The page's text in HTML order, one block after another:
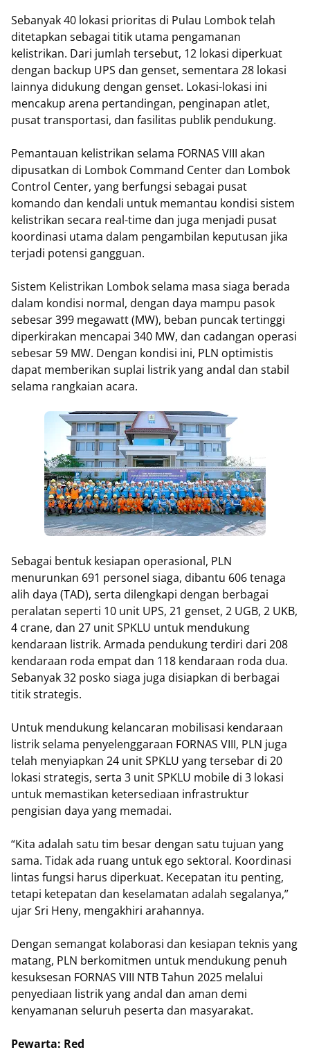
Sebanyak 40 lokasi prioritas di Pulau Lombok telah
ditetapkan sebagai titik utama pengamanan
kelistrikan. Dari jumlah tersebut, 12 lokasi diperkuat
dengan backup UPS dan genset, sementara 28 lokasi
lainnya didukung dengan genset. Lokasi-lokasi ini
mencakup arena pertandingan, penginapan atlet,
pusat transportasi, dan fasilitas publik pendukung.
Pemantauan kelistrikan selama FORNAS VIII akan
dipusatkan di Lombok Command Center dan Lombok
Control Center, yang berfungsi sebagai pusat
komando dan kendali untuk memantau kondisi sistem
kelistrikan secara real-time dan juga menjadi pusat
koordinasi utama dalam pengambilan keputusan jika
terjadi potensi gangguan.
Sistem Kelistrikan Lombok selama masa siaga berada
dalam kondisi normal, dengan daya mampu pasok
sebesar 399 megawatt (MW), beban puncak tertinggi
diperkirakan mencapai 340 MW, dan cadangan operasi
sebesar 59 MW. Dengan kondisi ini, PLN optimistis
dapat memberikan suplai listrik yang andal dan stabil
selama rangkaian acara.
Sebagai bentuk kesiapan operasional, PLN
menurunkan 691 personel siaga, dibantu 606 tenaga
alih daya (TAD), serta dilengkapi dengan berbagai
peralatan seperti 10 unit UPS, 21 genset, 2 UGB, 2 UKB,
4 crane, dan 27 unit SPKLU untuk mendukung
kendaraan listrik. Armada pendukung terdiri dari 208
kendaraan roda empat dan 118 kendaraan roda dua.
Sebanyak 32 posko siaga juga disiapkan di berbagai
titik strategis.
Untuk mendukung kelancaran mobilisasi kendaraan
listrik selama penyelenggaraan FORNAS VIII, PLN juga
telah menyiapkan 24 unit SPKLU yang tersebar di 20
lokasi strategis, serta 3 unit SPKLU mobile di 3 lokasi
untuk memastikan ketersediaan infrastruktur
pengisian daya yang memadai.
“Kita adalah satu tim besar dengan satu tujuan yang
sama. Tidak ada ruang untuk ego sektoral. Koordinasi
lintas fungsi harus diperkuat. Kecepatan itu penting,
tetapi ketepatan dan keselamatan adalah segalanya,”
ujar Sri Heny, mengakhiri arahannya.
Dengan semangat kolaborasi dan kesiapan teknis yang
matang, PLN berkomitmen untuk mendukung penuh
kesuksesan FORNAS VIII NTB Tahun 2025 melalui
penyediaan listrik yang andal dan aman demi
kenyamanan seluruh peserta dan masyarakat.
Pewarta: Red